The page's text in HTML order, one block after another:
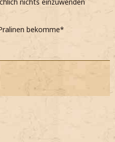
nichts einzuwenden
bekomme*